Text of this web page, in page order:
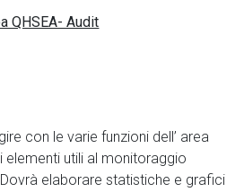
QHSEA- Audit
con le varie funzioni dell’ area
elementi utili al monitoraggio
elaborare statistiche e grafici